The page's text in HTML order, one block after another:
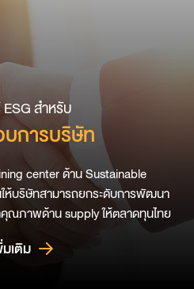
สำหรับ
การบริษัท
center ด้าน Sustainable
ห้บริษัทสามารถยกระดับการพัฒนา
ณภาพด้าน supply ให้ตลาดทุนไทย
เติม